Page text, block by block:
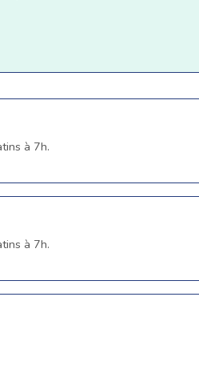
à 7h.
à 7h.